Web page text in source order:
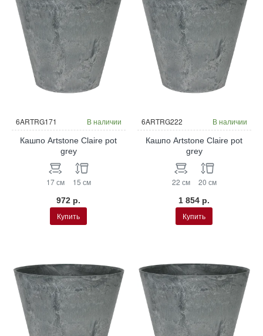
6ARTRG171 В наличии
Кашпо Artstone Claire pot
grey
17 см 15 см
972 р.
Купить
6ARTRG222 В наличии
Кашпо Artstone Claire pot
grey
22 см 20 см
1 854 р.
Купить